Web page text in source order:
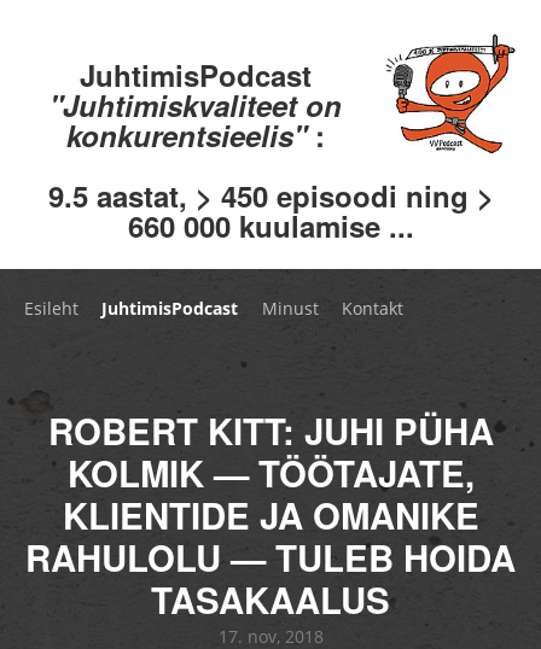
JuhtimisPodcast
"Juhtimiskvaliteet on
konkurentsieelis" :
9.5 aastat, > 450 episoodi ning >
660 000 kuulamise ...
Esileht JuhtimisPodcast Minust Kontakt
ROBERT KITT: JUHI PÜHA
KOLMIK — TÖÖTAJATE,
KLIENTIDE JA OMANIKE
RAHULOLU — TULEB HOIDA
TASAKAALUS
17. nov, 2018